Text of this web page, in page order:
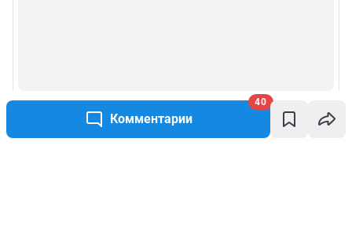
Комментарии
40